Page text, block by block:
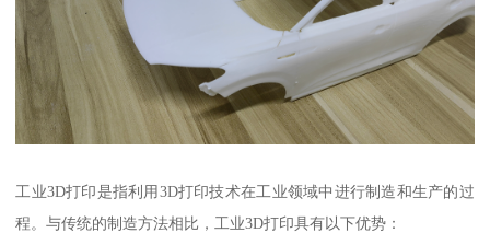
工业3D打印是指利用3D打印技术在工业领域中进行制造和生产的过
程。与传统的制造方法相比，工业3D打印具有以下优势：